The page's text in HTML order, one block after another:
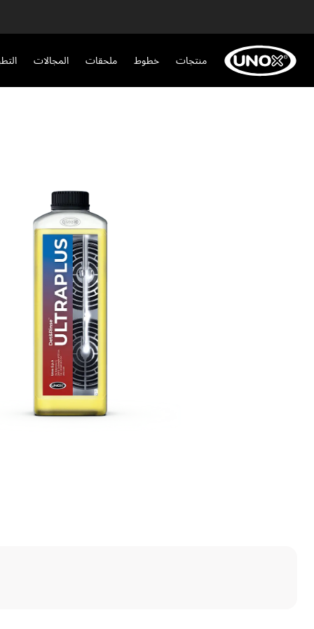
منتجات خطوط ملحقات المجالات